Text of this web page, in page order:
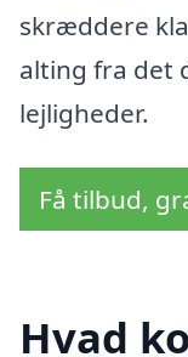
skræddere
alting fra det
lejligheder.
Få tilbud,
Hvad